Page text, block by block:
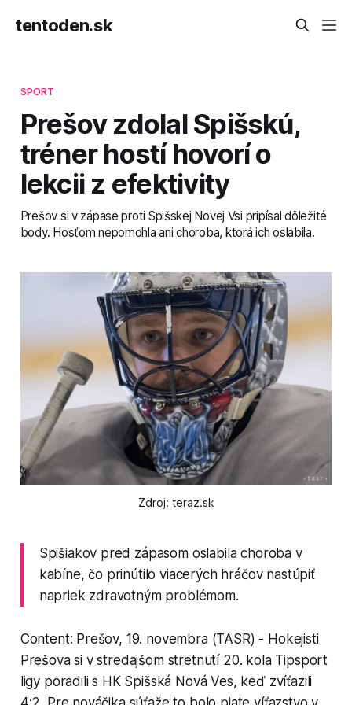
tentoden.sk
SPORT
Prešov zdolal Spišskú,
tréner hostí hovorí o
lekcii z efektivity
Prešov si v zápase proti Spišskej Novej Vsi pripísal dôležité
body. Hosťom nepomohla ani choroba, ktorá ich oslabila.
Zdroj: teraz.sk
Spišiakov pred zápasom oslabila choroba v
kabíne, čo prinútilo viacerých hráčov nastúpiť
napriek zdravotným problémom.
Content: Prešov, 19. novembra (TASR) - Hokejisti
Prešova si v stredajšom stretnutí 20. kola Tipsport
ligy poradili s HK Spišská Nová Ves, keď zvíťazili